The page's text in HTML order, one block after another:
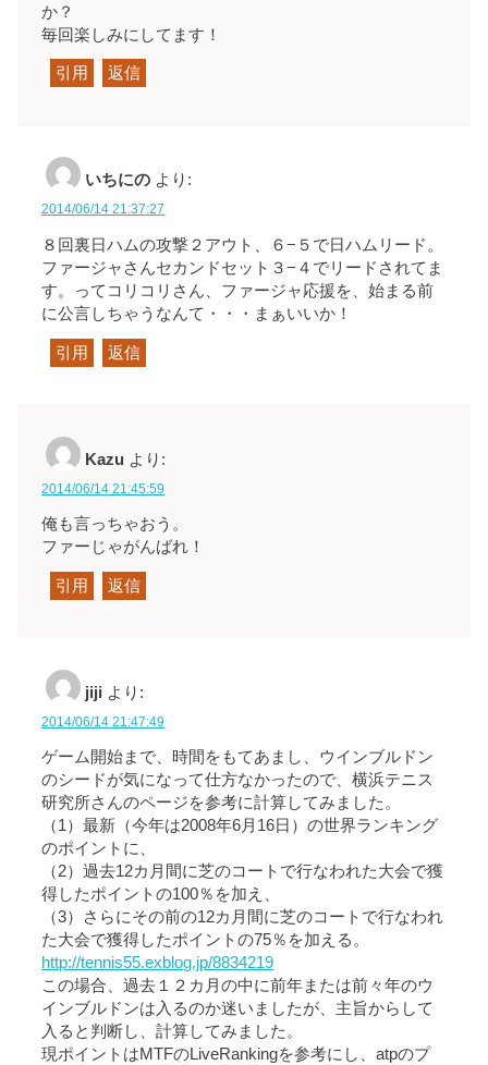
か？
毎回楽しみにしてます！
引用 返信
いちにの より:
2014/06/14 21:37:27
８回裏日ハムの攻撃２アウト、６−５で日ハムリード。
ファージャさんセカンドセット３−４でリードされてま
す。ってコリコリさん、ファージャ応援を、始まる前
に公言しちゃうなんて・・・まぁいいか！
引用 返信
Kazu より:
2014/06/14 21:45:59
俺も言っちゃおう。
ファーじゃがんばれ！
引用 返信
jiji より:
2014/06/14 21:47:49
ゲーム開始まで、時間をもてあまし、ウインブルドン
のシードが気になって仕方なかったので、横浜テニス
研究所さんのページを参考に計算してみました。
（1）最新（今年は2008年6月16日）の世界ランキング
のポイントに、
（2）過去12カ月間に芝のコートで行なわれた大会で獲
得したポイントの100％を加え、
（3）さらにその前の12カ月間に芝のコートで行なわれ
た大会で獲得したポイントの75％を加える。
http://tennis55.exblog.jp/8834219
この場合、過去１２カ月の中に前年または前々年のウ
インブルドンは入るのか迷いましたが、主旨からして
入ると判断し、計算してみました。
現ポイントはMTFのLiveRankingを参考にし、atpのプ